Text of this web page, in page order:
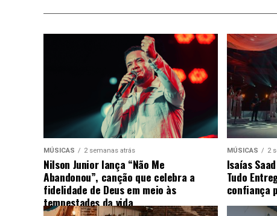
MÚSICAS 2 semanas atrás
Nilson Junior lança “Não Me
Abandonou”, canção que celebra a
fidelidade de Deus em meio às
tempestades da vida
MÚSICAS 2
Isaías
Tudo
confiança